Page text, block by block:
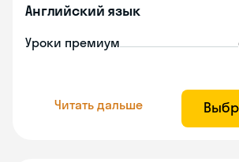
Английский язык
Уроки премиум
Читать дальше